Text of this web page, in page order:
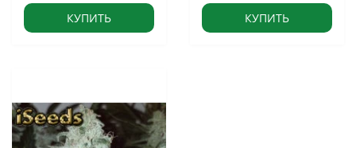
КУПИТЬ КУПИТЬ